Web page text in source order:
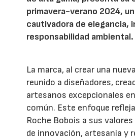
primavera-verano 2024,
cautivadora de elegancia,
responsabilidad ambiental.
La marca, al crear una
reunido a diseñadores,
artesanos excepcionales
común. Este enfoque
Roche Bobois a sus
de innovación, artesanía y